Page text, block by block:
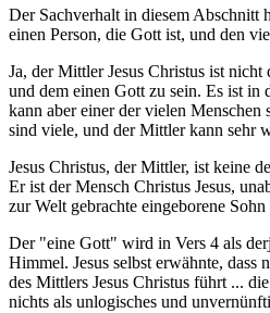
Der Sachverhalt in diesem Abschnitt
einen Person, die Gott ist, und den
Ja, der Mittler Jesus Christus ist
und dem einen Gott zu sein. Es ist
kann aber einer der vielen
sind viele, und der Mittler kann sehr
Jesus Christus, der Mittler, ist keine
Er ist der Mensch Christus Jesus,
zur Welt gebrachte eingeborene
Der "eine Gott" wird in Vers 4 als
Himmel. Jesus selbst erwähnte,
des Mittlers Jesus Christus führt ...
nichts als unlogisches und